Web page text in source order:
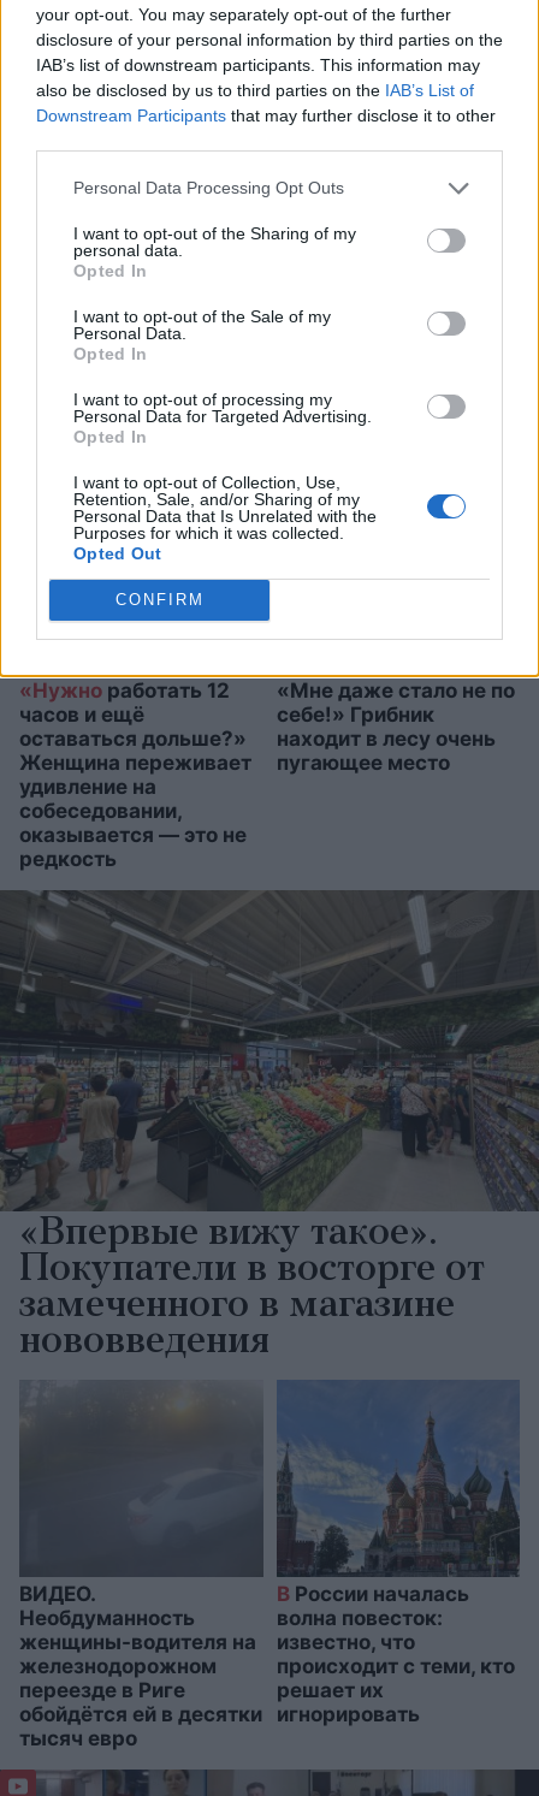
your opt-out. You may separately opt-out of the further
disclosure of your personal information by third parties on the
IAB’s list of downstream participants. This information may
also be disclosed by us to third parties on the IAB’s List of
Downstream Participants that may further disclose it to other
Personal Data Processing Opt Outs
I want to opt-out of the Sharing of my
personal data.
Opted In
I want to opt-out of the Sale of my
Personal Data.
Opted In
I want to opt-out of processing my
Personal Data for Targeted Advertising.
Opted In
I want to opt-out of Collection, Use,
Retention, Sale, and/or Sharing of my
Personal Data that Is Unrelated with the
Purposes for which it was collected.
Opted Out
CONFIRM
Когданаконец может быть
«Rail Baltica»? Отвечает
бывший парламентский
секретарь Министерства
сообщения
«Нужно работать 12
часов и ещё
оставаться дольше?»
Женщина переживает
удивление на
собеседовании,
оказывается — это не
редкость
«Мне даже стало не по
себе!» Грибник
находит в лесу очень
пугающее место
«Впервые вижу такое».
Покупатели в восторге от
замеченного в магазине
нововведения
ВИДЕО.
Необдуманность
женщины-водителя на
железнодорожном
переезде в Риге
обойдётся ей в десятки
тысяч евро
ВРоссии началась
волна повесток:
известно, что
происходит с теми, кто
решает их
игнорировать